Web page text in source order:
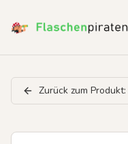
Zurück zum Produkt: